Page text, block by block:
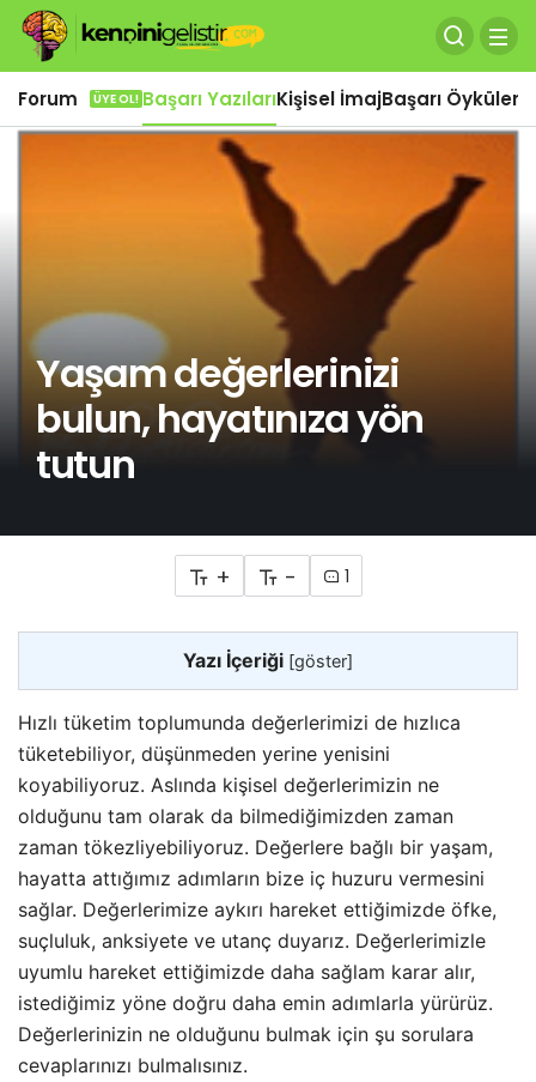
Forum ÜYE OL! Başarı YazılarıKişisel İmajBaşarı Öyküleri
Yaşam değerlerinizi
bulun, hayatınıza yön
tutun
+ - 1
Yazı İçeriği [göster]
Hızlı tüketim toplumunda değerlerimizi de hızlıca
tüketebiliyor, düşünmeden yerine yenisini
koyabiliyoruz. Aslında kişisel değerlerimizin ne
olduğunu tam olarak da bilmediğimizden zaman
zaman tökezliyebiliyoruz. Değerlere bağlı bir yaşam,
hayatta attığımız adımların bize iç huzuru vermesini
sağlar. Değerlerimize aykırı hareket ettiğimizde öfke,
suçluluk, anksiyete ve utanç duyarız. Değerlerimizle
uyumlu hareket ettiğimizde daha sağlam karar alır,
istediğimiz yöne doğru daha emin adımlarla yürürüz.
Değerlerinizin ne olduğunu bulmak için şu sorulara
cevaplarınızı bulmalısınız.